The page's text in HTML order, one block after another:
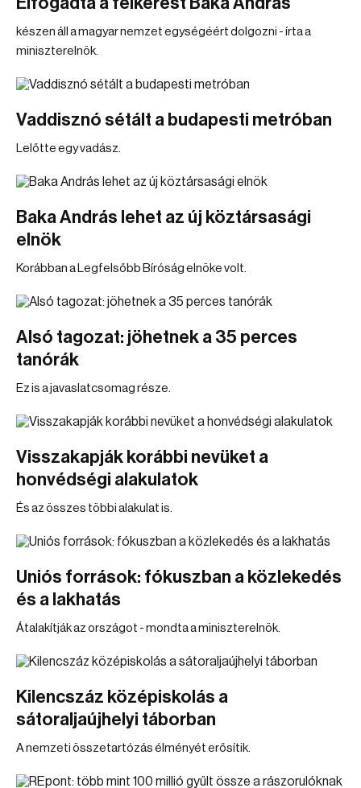
készen áll a magyar nemzet egységéért dolgozni - írta a
miniszterelnök.
Vaddisznó sétált a budapesti metróban
Lelőtte egy vadász.
Baka András lehet az új köztársasági
elnök
Korábban a Legfelsőbb Bíróság elnöke volt.
Alsó tagozat: jöhetnek a 35 perces
tanórák
Ez is a javaslatcsomag része.
Visszakapják korábbi nevüket a
honvédségi alakulatok
És az összes többi alakulat is.
Uniós források: fókuszban a közlekedés
és a lakhatás
Átalakítják az országot - mondta a miniszterelnök.
Kilencszáz középiskolás a
sátoraljaújhelyi táborban
A nemzeti összetartózás élményét erősítik.